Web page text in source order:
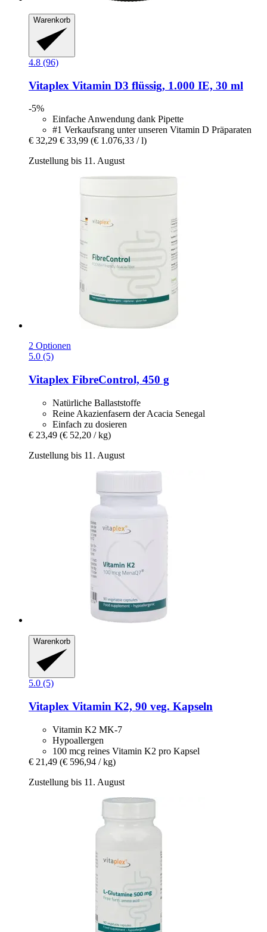
Warenkorb
4.8 (96)
Vitaplex Vitamin D3 flüssig, 1.000 IE, 30 ml
-5%
Einfache Anwendung dank Pipette
#1 Verkaufsrang unter unseren Vitamin D Präparaten
€ 32,29 € 33,99 (€ 1.076,33 / l)
Zustellung bis 11. August
2 Optionen
5.0 (5)
Vitaplex FibreControl, 450 g
Natürliche Ballaststoffe
Reine Akazienfasern der Acacia Senegal
Einfach zu dosieren
€ 23,49 (€ 52,20 / kg)
Zustellung bis 11. August
Warenkorb
5.0 (5)
Vitaplex Vitamin K2, 90 veg. Kapseln
Vitamin K2 MK-7
Hypoallergen
100 mcg reines Vitamin K2 pro Kapsel
€ 21,49 (€ 596,94 / kg)
Zustellung bis 11. August